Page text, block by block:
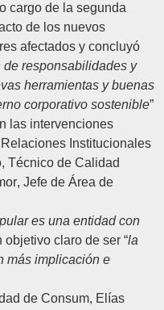
cargo de la segunda
de los nuevos
afectados y concluyó
responsabilidades y
herramientas y buenas
corporativo sostenible”
las intervenciones
Institucionales
, Técnico de Calidad
, Jefe de Área de
es una entidad con
objetivo claro de ser “la
más implicación e
de Consum, Elías